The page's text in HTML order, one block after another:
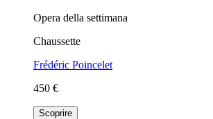
Opera della settimana
Chaussette
Frédéric Poincelet
450 €
Scoprire